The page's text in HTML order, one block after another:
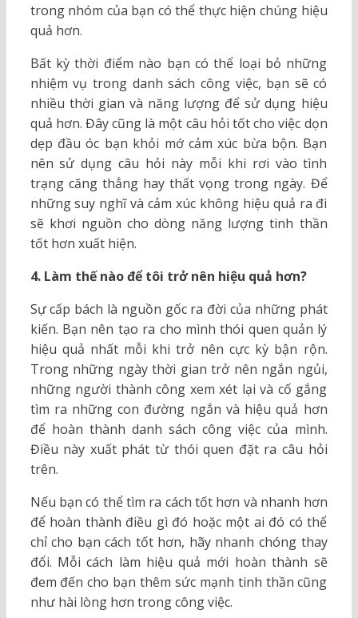
trong nhóm của bạn có thể thực hiện chúng hiệu
quả hơn.
Bất kỳ thời điểm nào bạn có thể loại bỏ những
nhiệm vụ trong danh sách công việc, bạn sẽ có
nhiều thời gian và năng lượng để sử dụng hiệu
quả hơn. Đây cũng là một câu hỏi tốt cho việc dọn
dẹp đầu óc bạn khỏi mớ cảm xúc bừa bộn. Bạn
nên sử dụng câu hỏi này mỗi khi rơi vào tình
trạng căng thẳng hay thất vọng trong ngày. Để
những suy nghĩ và cảm xúc không hiệu quả ra đi
sẽ khơi nguồn cho dòng năng lượng tinh thần
tốt hơn xuất hiện.
4. Làm thế nào để tôi trở nên hiệu quả hơn?
Sự cấp bách là nguồn gốc ra đời của những phát
kiến. Bạn nên tạo ra cho mình thói quen quản lý
hiệu quả nhất mỗi khi trở nên cực kỳ bận rộn.
Trong những ngày thời gian trở nên ngắn ngủi,
những người thành công xem xét lại và cố gắng
tìm ra những con đường ngắn và hiệu quả hơn
để hoàn thành danh sách công việc của mình.
Điều này xuất phát từ thói quen đặt ra câu hỏi
trên.
Nếu bạn có thể tìm ra cách tốt hơn và nhanh hơn
để hoàn thành điều gì đó hoặc một ai đó có thể
chỉ cho bạn cách tốt hơn, hãy nhanh chóng thay
đổi. Mỗi cách làm hiệu quả mới hoàn thành sẽ
đem đến cho bạn thêm sức mạnh tinh thần cũng
như hài lòng hơn trong công việc.